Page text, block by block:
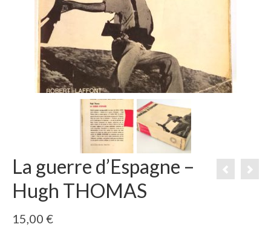
La guerre d’Espagne –
Hugh THOMAS
15,00 €